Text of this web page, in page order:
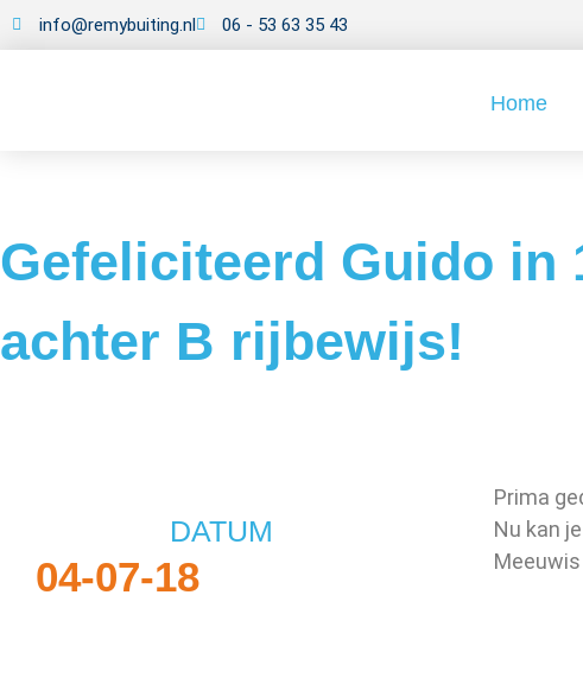
info@remybuiting.nl 06 - 53 63 35 43
Home
Gefeliciteerd Guido in
achter B rijbewijs!
DATUM
04-07-18
Prima
Nu kan